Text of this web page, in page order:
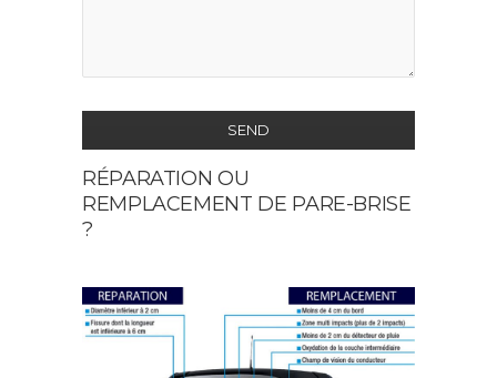
SEND
This
field
should
left
blank
RÉPARATION OU
REMPLACEMENT DE PARE-BRISE
?